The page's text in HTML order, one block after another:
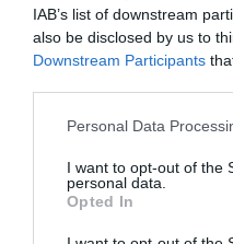
IAB’s list of downstream
also be disclosed by us to
Downstream Participants
Personal Data
I want to opt-out of the
personal data.
Opted In
mercredi 6 novembre, à
en libertés. Leurs
appel.
les 14 ex-
condamnés à des